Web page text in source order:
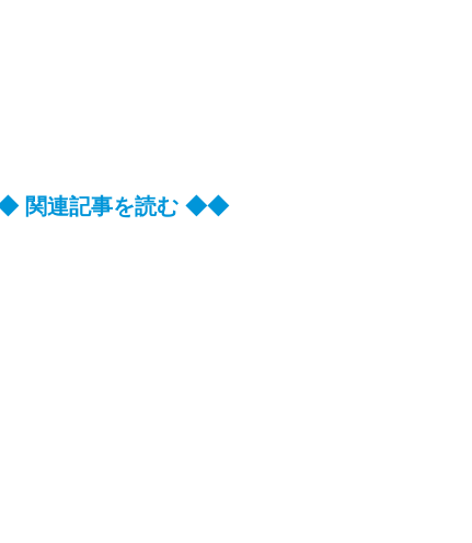
関連記事を読む ◆◆